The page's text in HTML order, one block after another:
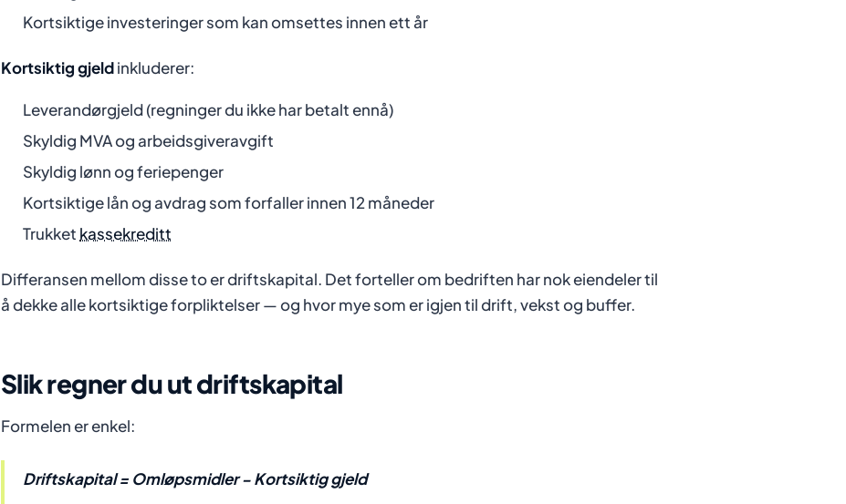
Kortsiktige investeringer som kan omsettes innen ett år
Kortsiktig gjeldinkluderer:
Leverandørgjeld (regninger du ikke har betalt ennå)
Skyldig MVA og arbeidsgiveravgift
Skyldig lønn og feriepenger
Kortsiktige lån og avdrag som forfaller innen 12 måneder
Trukket kassekreditt
Differansen mellom disse to er driftskapital. Det forteller om bedriften har nok eiendeler til
å dekke alle kortsiktige forpliktelser — og hvor mye som er igjen til drift, vekst og buffer.
Slik regner du ut driftskapital
Formelen er enkel:
Driftskapital = Omløpsmidler − Kortsiktig gjeld